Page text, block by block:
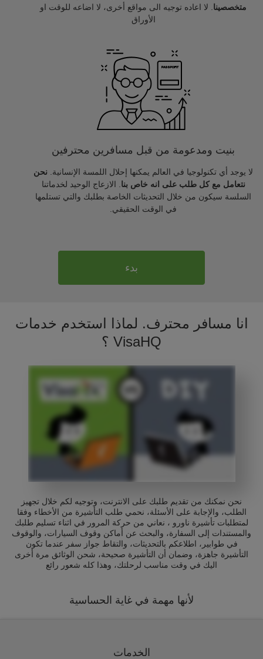
متخصصينا . لا اعاده توجيه الى مواقع أخرى، لا اضاعه للوقت او
الأوراق
بنيت ومدعومة من قبل مسافرين محترفين
لا يوجد أي تكنولوجيا في العالم يمكنها إحلال اللمسة الإنسانية. نحن
نتعامل مع كل طلب على انه خاص بنا . الازعاج الوحيد لخدماتنا
السلسة سيكون من خلال التحديثات الخاصة بطلبك والتي تستلمها
في الوقت الحقيقي.
بدء
انا مسافر محترف. لماذا استخدم خدمات
VisaHQ ؟
نحن نمكنك من تقديم طلبك على الانترنت، وتوجيه لكم خلال تجهيز
الطلب، والإجابة على الأسئلة، نحمي طلب التأشيرة من الأخطاء وفقا
لمتطلبات تأشيرة ناورو ، نعاني من حركة المرور في اثناء تسليم طلبك
والمستندات إلى السفارة، والبحث عن أماكن وقوف السيارات، والوقوف
في طوابير، اطلاعكم بالتحديثات، والتقاط جواز سفر عندما تكون
التأشيرة جاهزة، وضمان أن التأشيرة صحيحة، شحن الوثائق مرة أخرى
اليك في وقت مناسب لرحلتك، وهذا كله شعور رائع
لأنها مهمة في غاية الحساسية
الخدمات